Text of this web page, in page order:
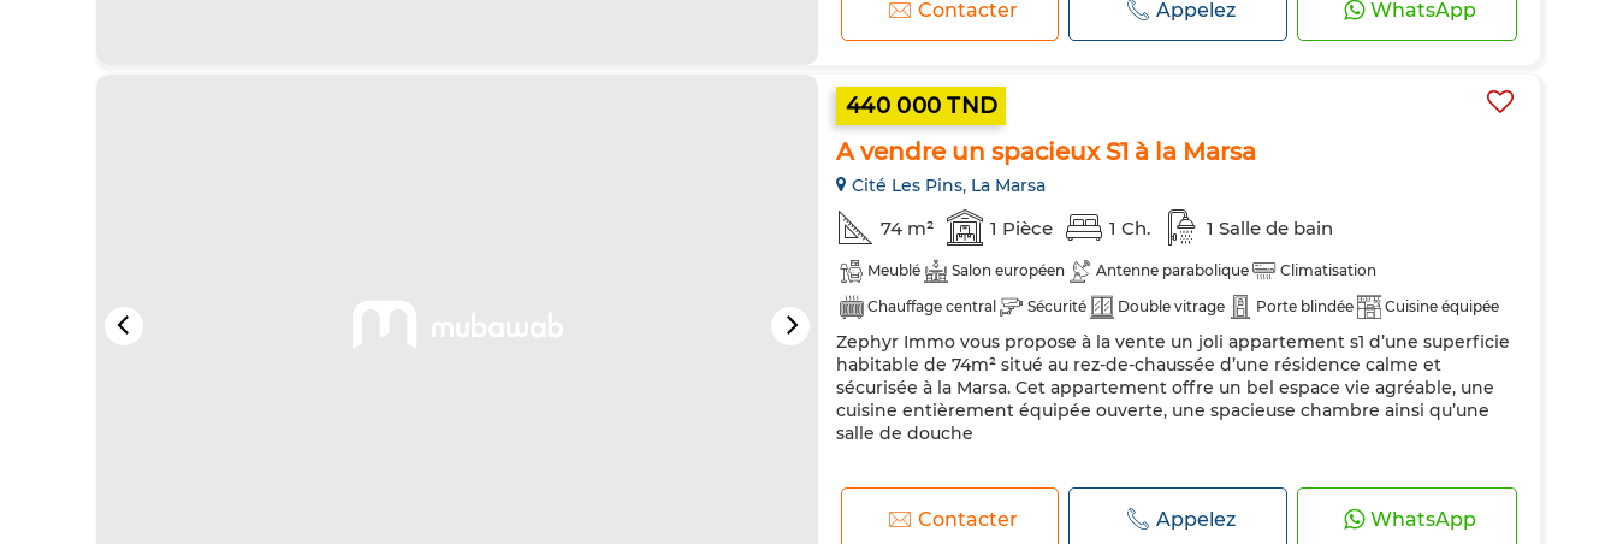
Contacter Appelez WhatsApp
440 000 TND
A vendre un spacieux S1 à la Marsa
Cité Les Pins, La Marsa
74 m² 1 Pièce 1 Ch. 1 Salle de bain
Meublé Salon européen Antenne parabolique
Climatisation
Chauffage central
Sécurité Double vitrage Porte blindée
Cuisine équipée
Réfrigérateur
Four Machine à laver Micro-ondes
Zephyr Immo vous propose à la vente un joli appartement s1 d’une superficie
habitable de 74m² situé au rez-de-chaussée d’une résidence calme et
sécurisée à la Marsa. Cet appartement offre un bel espace vie agréable, une
cuisine entièrement équipée ouverte, une spacieuse chambre ainsi qu’une
salle de douche
Contacter Appelez WhatsApp